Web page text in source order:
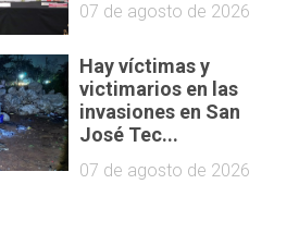
07 de agosto de 2026
Hay víctimas y
victimarios en las
invasiones en San
José Tec...
07 de agosto de 2026